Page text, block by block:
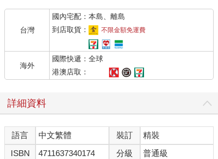
台灣
國內宅配：本島、離島
到店取貨：
不限金額免運費
海外
國際快遞：全球
港澳店取：
詳細資料
語言 中文繁體 裝訂
精裝
ISBN
4711637340174 分級 普通級